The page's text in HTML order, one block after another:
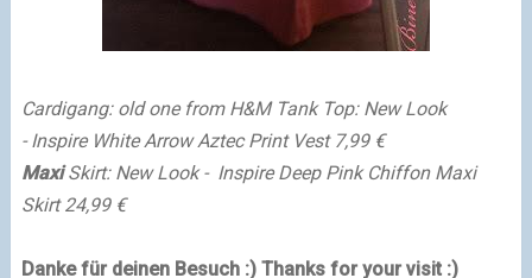
Cardigang: old one from H&M Tank Top: New Look
- Inspire White Arrow Aztec Print Vest 7,99 €
MaxiSkirt: New Look - Inspire Deep Pink Chiffon Maxi
Skirt 24,99 €
Danke für deinen Besuch :) Thanks for your visit :)